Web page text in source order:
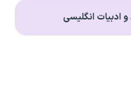
ادبیات انگلیسی